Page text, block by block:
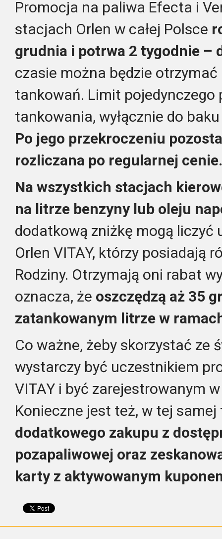
Promocja na paliwa Efecta i
stacjach Orlen w całej Polsce
grudnia i potrwa 2 tygodnie –
czasie można będzie
tankowań. Limit pojedynczego
tankowania, wyłącznie do
Po jego przekroczeniu
rozliczana po regularnej cenie.
Na wszystkich stacjach
na litrze benzyny lub oleju
dodatkową zniżkę mogą liczyć
Orlen VITAY, którzy posiadają
Rodziny. Otrzymają oni rabat
oznacza, że oszczędzą aż 35
zatankowanym litrze w
Co ważne, żeby skorzystać ze
wystarczy być uczestnikiem
VITAY i być zarejestrowanym
Konieczne jest też, w tej
dodatkowego zakupu z
pozapaliwowej oraz
karty z aktywowanym